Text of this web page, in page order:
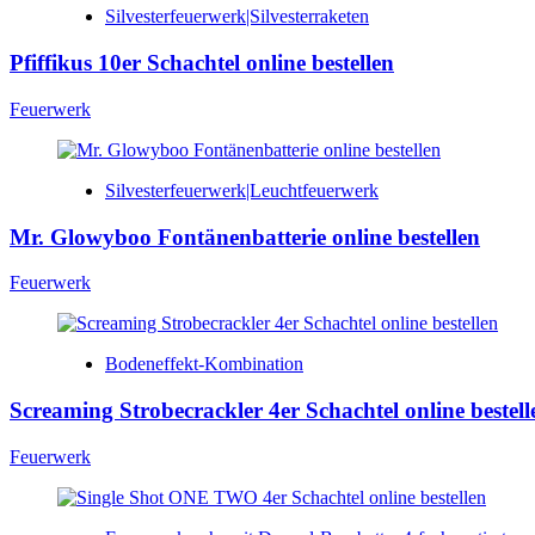
Silvesterfeuerwerk|Silvesterraketen
Pfiffikus 10er Schachtel online bestellen
Feuerwerk
Silvesterfeuerwerk|Leuchtfeuerwerk
Mr. Glowyboo Fontänenbatterie online bestellen
Feuerwerk
Bodeneffekt-Kombination
Screaming Strobecrackler 4er Schachtel online
Feuerwerk